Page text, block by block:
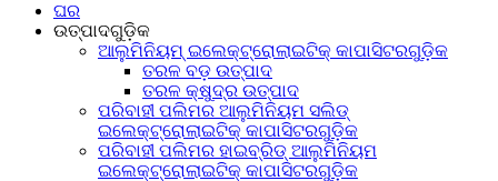
ଘର
ଉତ୍ପାଦଗୁଡ଼ିକ
ଆଲୁମିନିୟମ୍ ଇଲେକ୍ଟ୍ରୋଲାଇଟିକ୍ କାପାସିଟରଗୁଡ଼ିକ
ତରଳ ବଡ଼ ଉତ୍ପାଦ
ତରଳ କ୍ଷୁଦ୍ର ଉତ୍ପାଦ
ପରିବାହୀ ପଲିମର ଆଲୁମିନିୟମ ସଲିଡ୍
ଇଲେକ୍ଟ୍ରୋଲାଇଟିକ୍ କାପାସିଟରଗୁଡ଼ିକ
ପରିବାହୀ ପଲିମର ହାଇବ୍ରିଡ୍ ଆଲୁମିନିୟମ
ଇଲେକ୍ଟ୍ରୋଲାଇଟିକ୍ କାପାସିଟରଗୁଡ଼ିକ